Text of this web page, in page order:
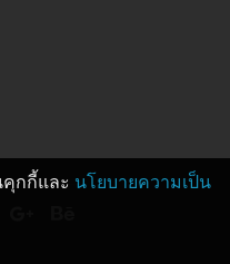
กกี้และ นโยบายความเป็น